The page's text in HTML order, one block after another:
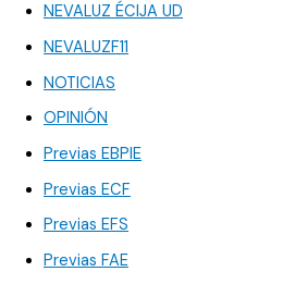
NEVALUZ ÉCIJA UD
NEVALUZF11
NOTICIAS
OPINIÓN
Previas EBPIE
Previas ECF
Previas EFS
Previas FAE